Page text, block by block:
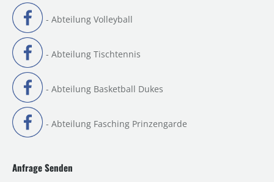
- Abteilung Volleyball
- Abteilung Tischtennis
- Abteilung Basketball Dukes
- Abteilung Fasching Prinzengarde
Anfrage Senden